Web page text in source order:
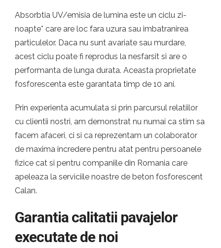
Absorbtia UV/emisia de lumina este un ciclu zi-
noapte* care are loc fara uzura sau imbatranirea
particulelor. Daca nu sunt avariate sau murdare,
acest ciclu poate fi reprodus la nesfarsit si are o
performanta de lunga durata. Aceasta proprietate
fosforescenta este garantata timp de 10 ani.
Prin experienta acumulata si prin parcursul relatiilor
cu clientii nostri, am demonstrat nu numai ca stim sa
facem afaceri, ci si ca reprezentam un colaborator
de maxima incredere pentru atat pentru persoanele
fizice cat si pentru companiile din Romania care
apeleaza la serviciile noastre de beton fosforescent
Calan.
Garantia calitatii pavajelor
executate de noi